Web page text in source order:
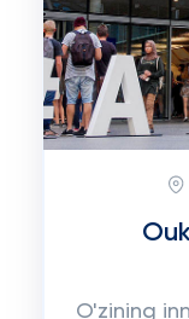
O'zining